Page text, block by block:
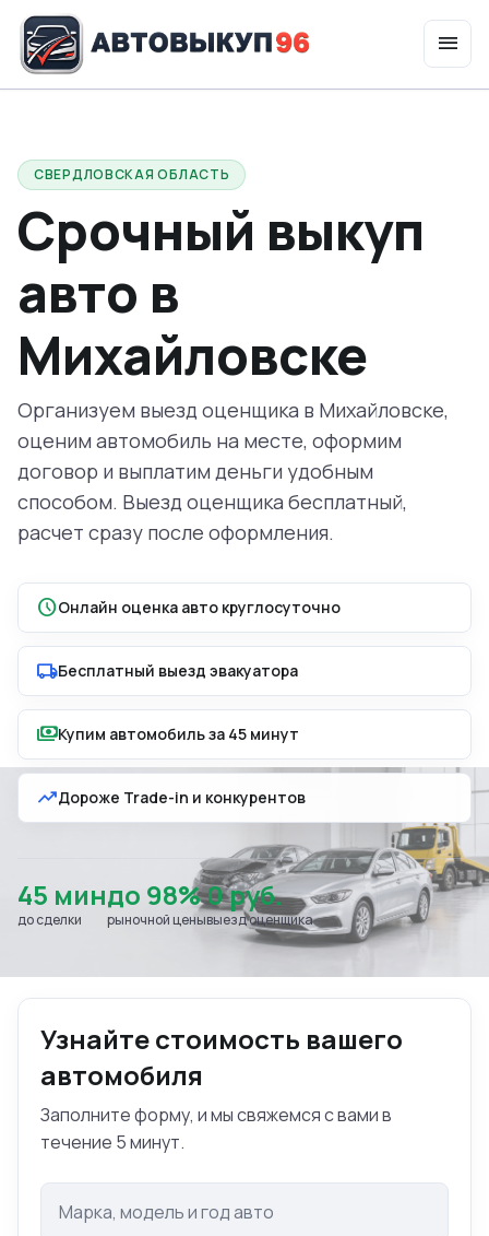
menu
СВЕРДЛОВСКАЯ ОБЛАСТЬ
Срочный выкуп
авто в
Михайловске
Организуем выезд оценщика в Михайловске,
оценим автомобиль на месте, оформим
договор и выплатим деньги удобным
способом. Выезд оценщика бесплатный,
расчет сразу после оформления.
scheduleОнлайн оценка авто круглосуточно
local_shippingБесплатный выезд эвакуатора
paymentsКупим автомобиль за 45 минут
trending_upДороже Trade-in и конкурентов
45 мин
до сделки
до 98%
рыночной цены
0 руб.
выезд оценщика
Узнайте стоимость вашего
автомобиля
Заполните форму, и мы свяжемся с вами в
течение 5 минут.
Марка и модель авто